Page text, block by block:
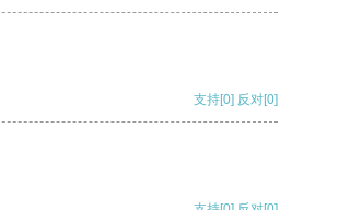
支持[0] 反对[0]